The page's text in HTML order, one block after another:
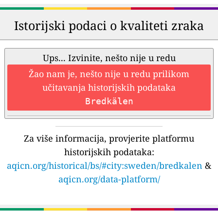
Istorijski podaci o kvaliteti zraka
Ups... Izvinite, nešto nije u redu
Žao nam je, nešto nije u redu prilikom
učitavanja historijskih podataka
Bredkälen
Za više informacija, provjerite platformu
historijskih podataka:
aqicn.org/historical/bs/#city:sweden/bredkalen &
aqicn.org/data-platform/